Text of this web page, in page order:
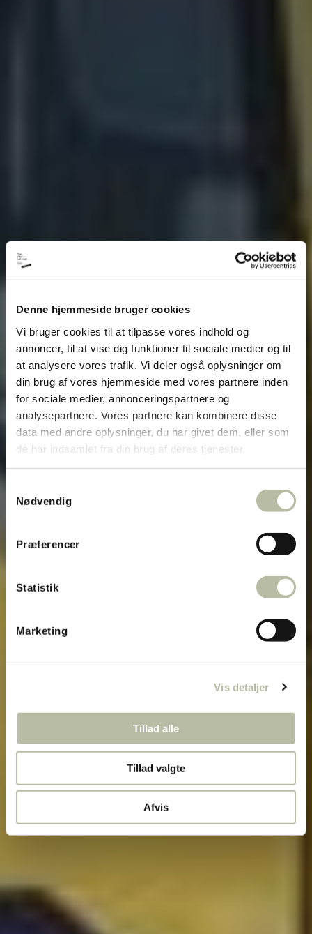
Denne hjemmeside bruger cookies
Vi bruger cookies til at tilpasse vores indhold og
annoncer, til at vise dig funktioner til sociale medier og til
at analysere vores trafik. Vi deler også oplysninger om
din brug af vores hjemmeside med vores partnere inden
for sociale medier, annonceringspartnere og
analysepartnere. Vores partnere kan kombinere disse
data med andre oplysninger, du har givet dem, eller som
de har indsamlet fra din brug af deres tjenester.
Nødvendig
Præferencer
Statistik
Marketing
Vis detaljer
Tillad alle
Tillad valgte
Afvis